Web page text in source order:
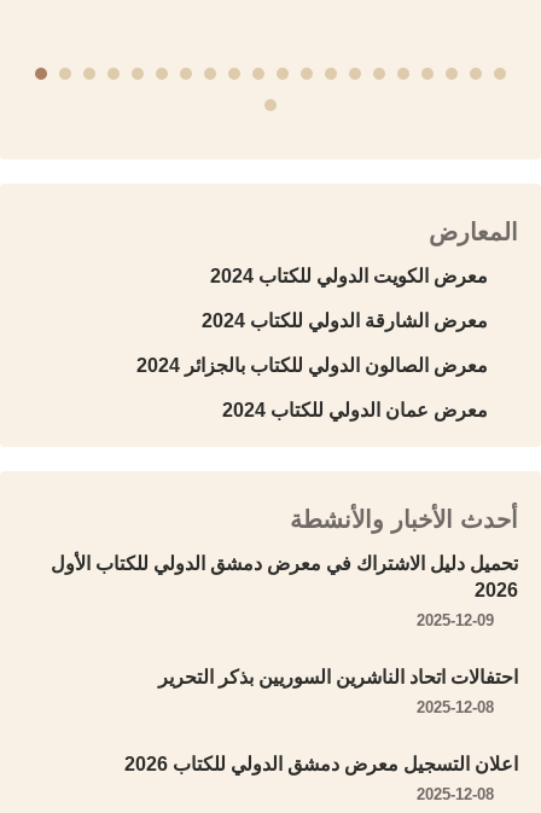
المعارض
معرض الكويت الدولي للكتاب 2024
معرض الشارقة الدولي للكتاب 2024
معرض الصالون الدولي للكتاب بالجزائر 2024
معرض عمان الدولي للكتاب 2024
أحدث الأخبار والأنشطة
تحميل دليل الاشتراك في معرض دمشق الدولي للكتاب الأول
2026
2025-12-09
احتفالات اتحاد الناشرين السوريين بذكر التحرير
2025-12-08
اعلان التسجيل معرض دمشق الدولي للكتاب 2026
2025-12-08